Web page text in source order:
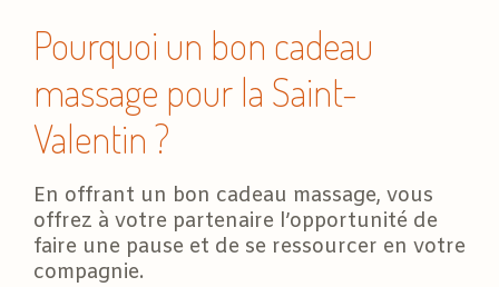
Pourquoi un bon cadeau
massage pour la Saint-
Valentin ?
En offrant un bon cadeau massage, vous
offrez à votre partenaire l’opportunité de
faire une pause et de se ressourcer en votre
compagnie.